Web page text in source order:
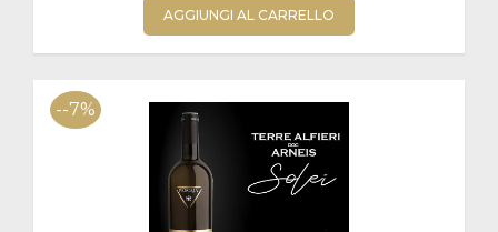
AGGIUNGI AL CARRELLO
--7%